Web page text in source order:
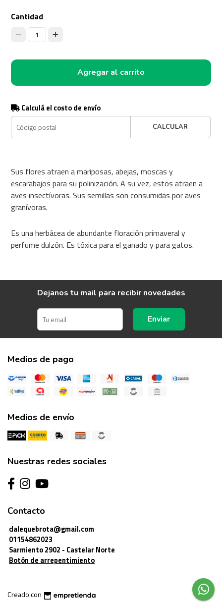
Cantidad
1
Agregar al carrito
Calculá el costo de envío
CALCULAR
Sus flores atraen a mariposas, abejas, moscas y
escarabajos para su polinización. A su vez, estos atraen a
aves insectívoras. Sus semillas son consumidas por aves
granívoras.
Es una herbácea de abundante floración primaveral y
perfume dulzón. Es tóxica para el ganado y para gatos.
Dejanos tu mail para recibir novedades
Enviar
Medios de pago
Medios de envío
Nuestras redes sociales
Contacto
dalequebrota@gmail.com
01154862023
Sarmiento 2902 - Castelar Norte
Botón de arrepentimiento
Creado con